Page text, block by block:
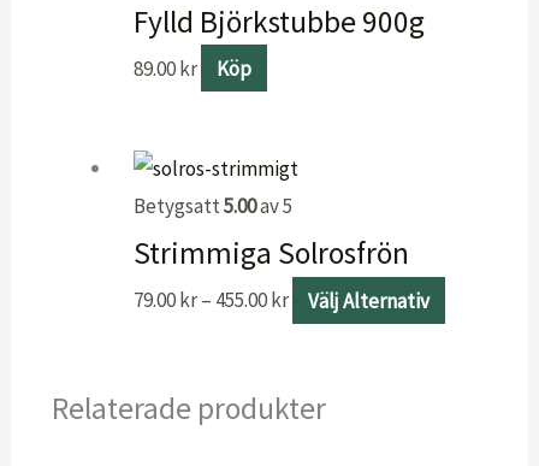
Fylld Björkstubbe 900g
89.00kr Köp
Betygsatt5.00av 5
Strimmiga Solrosfrön
79.00kr– 455.00kr Välj Alternativ
Relaterade produkter